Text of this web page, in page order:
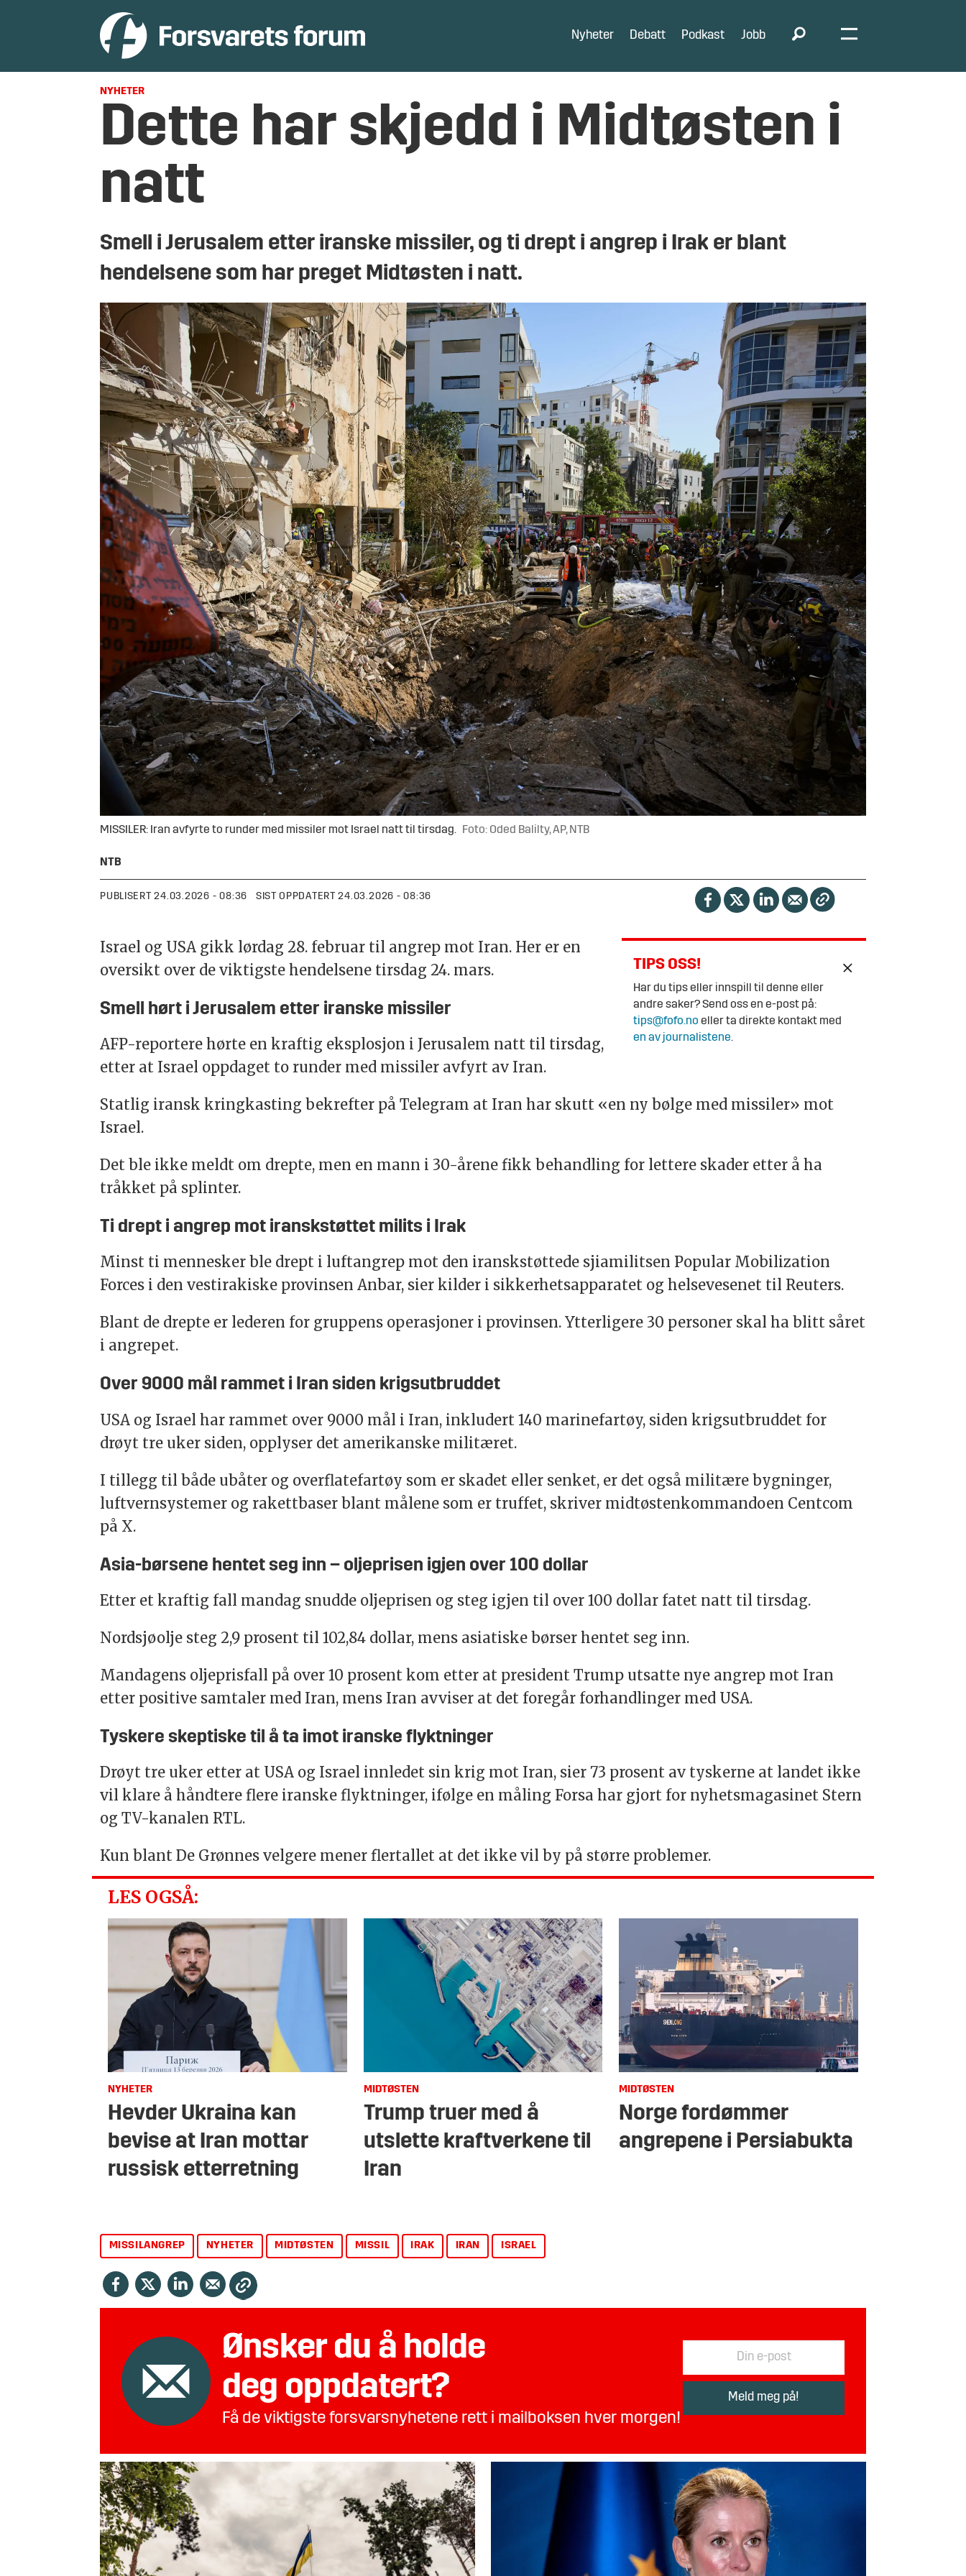
Nyheter Debatt Podkast Jobb
NYHETER
Dette har skjedd i Midtøsten i
natt
Smell i Jerusalem etter iranske missiler, og ti drept i angrep i Irak er blant
hendelsene som har preget Midtøsten i natt.
MISSILER: Iran avfyrte to runder med missiler mot Israel natt til tirsdag. Foto: Oded Balilty, AP, NTB
NTB
PUBLISERT 24.03.2026 - 08:36 SIST OPPDATERT 24.03.2026 - 08:36
TIPS OSS!
Har du tips eller innspill til denne eller
andre saker? Send oss en e-post på:
tips@fofo.no eller ta direkte kontakt med
en av journalistene.
Israel og USA gikk lørdag 28. februar til angrep mot Iran. Her er en
oversikt over de viktigste hendelsene tirsdag 24. mars.
Smell hørt i Jerusalem etter iranske missiler
AFP-reportere hørte en kraftig eksplosjon i Jerusalem natt til tirsdag,
etter at Israel oppdaget to runder med missiler avfyrt av Iran.
Statlig iransk kringkasting bekrefter på Telegram at Iran har skutt «en ny bølge med missiler» mot
Israel.
Det ble ikke meldt om drepte, men en mann i 30-årene fikk behandling for lettere skader etter å ha
tråkket på splinter.
Ti drept i angrep mot iranskstøttet milits i Irak
Minst ti mennesker ble drept i luftangrep mot den iranskstøttede sjiamilitsen Popular Mobilization
Forces i den vestirakiske provinsen Anbar, sier kilder i sikkerhetsapparatet og helsevesenet til Reuters.
Blant de drepte er lederen for gruppens operasjoner i provinsen. Ytterligere 30 personer skal ha blitt såret
i angrepet.
Over 9000 mål rammet i Iran siden krigsutbruddet
USA og Israel har rammet over 9000 mål i Iran, inkludert 140 marinefartøy, siden krigsutbruddet for
drøyt tre uker siden, opplyser det amerikanske militæret.
I tillegg til både ubåter og overflatefartøy som er skadet eller senket, er det også militære bygninger,
luftvernsystemer og rakettbaser blant målene som er truffet, skriver midtøstenkommandoen Centcom
på X.
Asia-børsene hentet seg inn – oljeprisen igjen over 100 dollar
Etter et kraftig fall mandag snudde oljeprisen og steg igjen til over 100 dollar fatet natt til tirsdag.
Nordsjøolje steg 2,9 prosent til 102,84 dollar, mens asiatiske børser hentet seg inn.
Mandagens oljeprisfall på over 10 prosent kom etter at president Trump utsatte nye angrep mot Iran
etter positive samtaler med Iran, mens Iran avviser at det foregår forhandlinger med USA.
Tyskere skeptiske til å ta imot iranske flyktninger
Drøyt tre uker etter at USA og Israel innledet sin krig mot Iran, sier 73 prosent av tyskerne at landet ikke
vil klare å håndtere flere iranske flyktninger, ifølge en måling Forsa har gjort for nyhetsmagasinet Stern
og TV-kanalen RTL.
Kun blant De Grønnes velgere mener flertallet at det ikke vil by på større problemer.
LES OGSÅ:
NYHETER
Hevder Ukraina kan
bevise at Iran mottar
russisk etterretning
MIDTØSTEN
Trump truer med å
utslette kraftverkene til
Iran
MIDTØSTEN
Norge fordømmer
angrepene i Persiabukta
MISSILANGREP NYHETER MIDTØSTEN MISSIL IRAK IRAN ISRAEL
Ønsker du å holde
deg oppdatert?
Få de viktigste forsvarsnyhetene rett i mailboksen hver morgen!